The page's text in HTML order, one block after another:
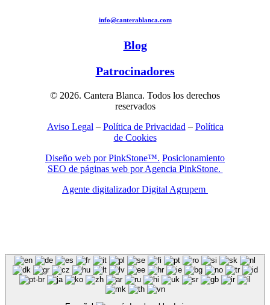
info@canterablanca.com
Blog
Patrocinadores
© 2026. Cantera Blanca. Todos los derechos
reservados
Aviso Legal – Política de Privacidad – Política
de Cookies
Diseño web por PinkStone™. Posicionamiento
SEO de páginas web por Agencia PinkStone.
Agente digitalizador Digital Agrupem